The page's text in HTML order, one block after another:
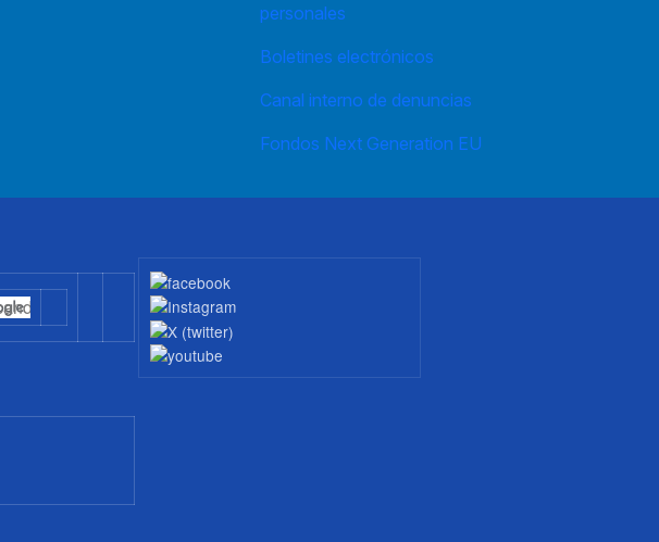
personales
Boletines electrónicos
Canal interno de denuncias
Fondos Next Generation EU